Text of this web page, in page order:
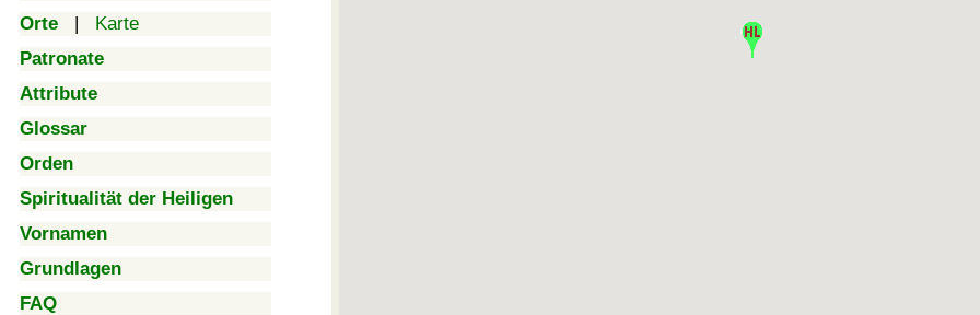
Orte | Karte
Patronate
Attribute
Glossar
Orden
Spiritualität der Heiligen
Vornamen
Grundlagen
FAQ